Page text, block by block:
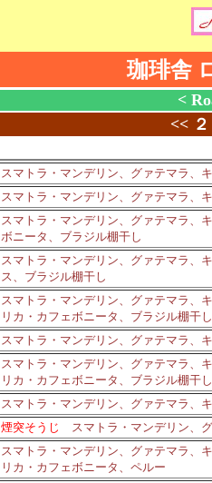
珈琲舎
<
<<
スマトラ・マンデリン、グァテマラ、
スマトラ・マンデリン、グァテマラ、
スマトラ・マンデリン、グァテマラ、
ボニータ、ブラジル棚干し
スマトラ・マンデリン、グァテマラ、
ス、ブラジル棚干し
スマトラ・マンデリン、グァテマラ、
リカ・カフェボニータ、ブラジル棚干し
スマトラ・マンデリン、グァテマラ、
スマトラ・マンデリン、グァテマラ、
リカ・カフェボニータ、ブラジル棚干
スマトラ・マンデリン、グァテマラ、
煙突そうじ スマトラ・マンデリン、
スマトラ・マンデリン、グァテマラ、
リカ・カフェボニータ、ペルー